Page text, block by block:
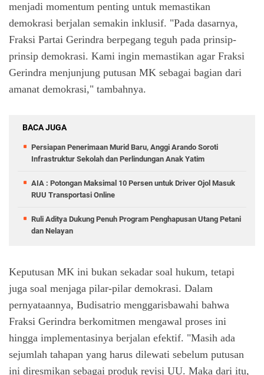
menjadi momentum penting untuk memastikan
demokrasi berjalan semakin inklusif. "Pada dasarnya,
Fraksi Partai Gerindra berpegang teguh pada prinsip-
prinsip demokrasi. Kami ingin memastikan agar Fraksi
Gerindra menjunjung putusan MK sebagai bagian dari
amanat demokrasi," tambahnya.
BACA JUGA
Persiapan Penerimaan Murid Baru, Anggi Arando Soroti
Infrastruktur Sekolah dan Perlindungan Anak Yatim
AIA : Potongan Maksimal 10 Persen untuk Driver Ojol Masuk
RUU Transportasi Online
Ruli Aditya Dukung Penuh Program Penghapusan Utang Petani
dan Nelayan
Keputusan MK ini bukan sekadar soal hukum, tetapi
juga soal menjaga pilar-pilar demokrasi. Dalam
pernyataannya, Budisatrio menggarisbawahi bahwa
Fraksi Gerindra berkomitmen mengawal proses ini
hingga implementasinya berjalan efektif. "Masih ada
sejumlah tahapan yang harus dilewati sebelum putusan
ini diresmikan sebagai produk revisi UU. Maka dari itu,